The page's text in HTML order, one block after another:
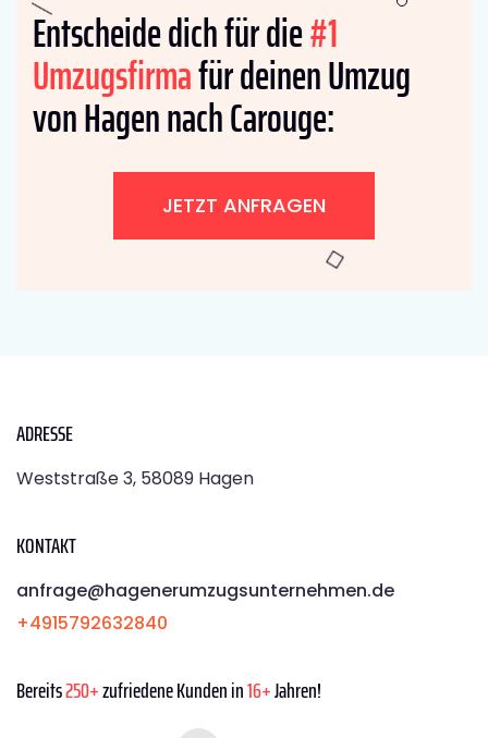
Entscheide dich für die#1
Umzugsfirmafür deinen Umzug
von Hagen nach Carouge:
JETZT ANFRAGEN
ADRESSE
Weststraße 3, 58089 Hagen
KONTAKT
anfrage@hagenerumzugsunternehmen.de
+4915792632840
Bereits250+zufriedene Kunden in16+Jahren!